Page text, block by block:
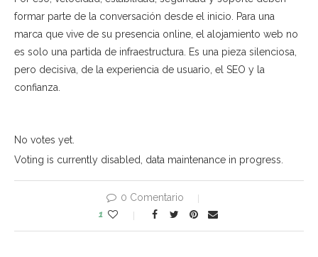
formar parte de la conversación desde el inicio. Para una
marca que vive de su presencia online, el alojamiento web no
es solo una partida de infraestructura. Es una pieza silenciosa,
pero decisiva, de la experiencia de usuario, el SEO y la
confianza.
No votes yet.
Voting is currently disabled, data maintenance in progress.
0 Comentario
1